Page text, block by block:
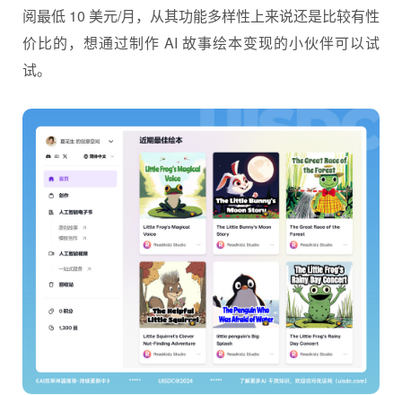
阅最低 10 美元/月，从其功能多样性上来说还是比较有性
价比的，想通过制作 AI 故事绘本变现的小伙伴可以试
试。